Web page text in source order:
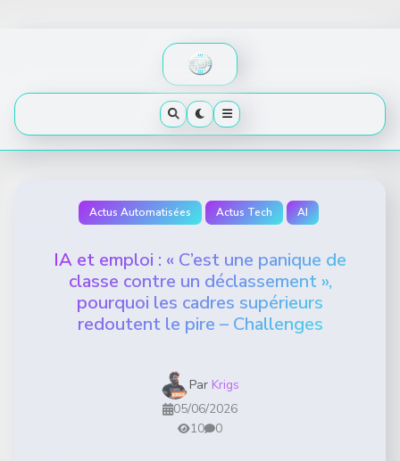
Actus Automatisées Actus Tech AI
IA et emploi : « C’est une panique de
classe contre un déclassement »,
pourquoi les cadres supérieurs
redoutent le pire – Challenges
Par Krigs
05/06/2026
10
0